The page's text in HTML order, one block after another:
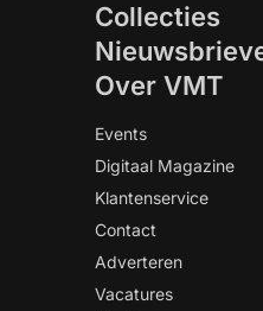
Collecties
Over VMT
Events
Digitaal Magazine
Klantenservice
Contact
Adverteren
Vacatures